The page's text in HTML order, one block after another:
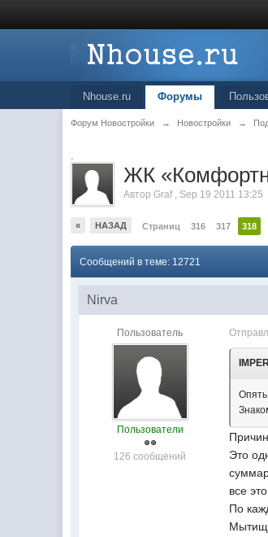
Nhouse.ru Форумы
Форум Новостройки → Новостройки →
.
ЖК
АвторGraf , Sep 19 2011 13:25
« НАЗАД Страниц 316 317 318
Сообщений в теме: 12721
Nirva
Пользователь
Пользователи
126 сообщений
Это
все
По
Мытищ